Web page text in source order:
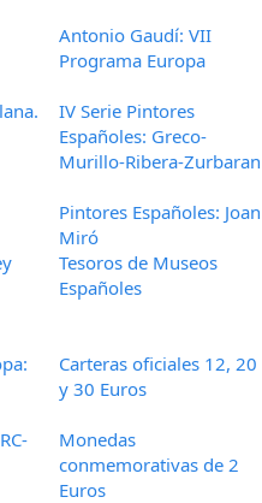
Antonio Gaudí: VII
Programa Europa
IV Serie Pintores
Españoles: Greco-
Murillo-Ribera-Zurbaran
Pintores Españoles: Joan
Miró
Tesoros de Museos
Españoles
Carteras oficiales 12, 20
y 30 Euros
Monedas
conmemorativas de 2
Euros